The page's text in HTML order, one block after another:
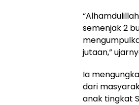
semenjak 2
jutaan,”
Ia
dari
anak tingkat